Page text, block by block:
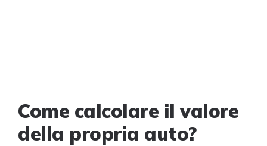
Come calcolare il valore
della propria auto?